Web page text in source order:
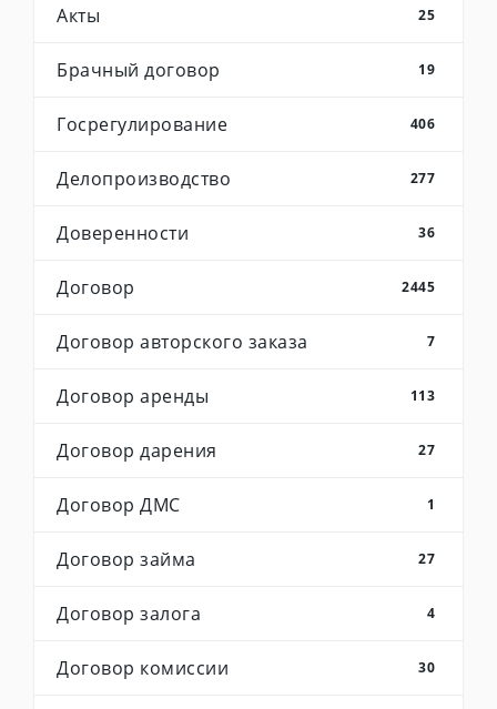
Акты 25
Брачный договор 19
Госрегулирование 406
Делопроизводство 277
Доверенности 36
Договор 2445
Договор авторского заказа 7
Договор аренды 113
Договор дарения 27
Договор ДМС 1
Договор займа 27
Договор залога 4
Договор комиссии 30